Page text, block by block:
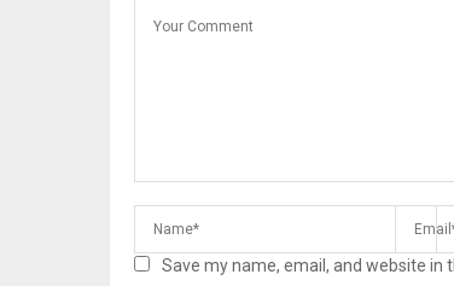
Save my name, email, and website